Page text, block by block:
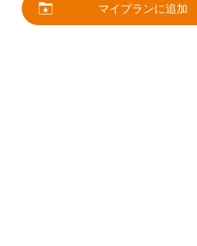
マイプランに追加